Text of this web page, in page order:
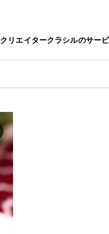
クリエイタークラシルのサー